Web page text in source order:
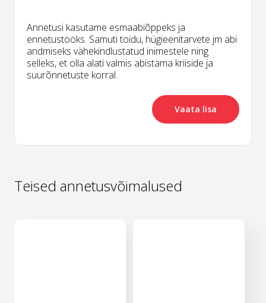
Annetusi kasutame esmaabiõppeks ja
ennetustööks. Samuti toidu, hügieenitarvete jm abi
andmiseks vähekindlustatud inimestele ning
selleks, et olla alati valmis abistama kriiside ja
suurõnnetuste korral.
Vaata lisa
Teised annetusvõimalused